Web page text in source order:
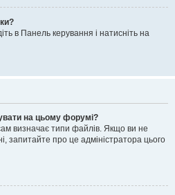
в Панель керування і натисніть на
на цьому форумі?
визначає типи файлів. Якщо ви не
запитайте про це адміністратора цього